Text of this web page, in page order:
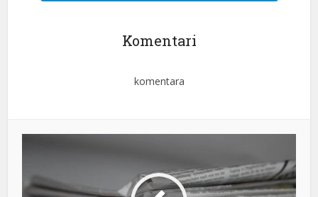
Komentari
komentara